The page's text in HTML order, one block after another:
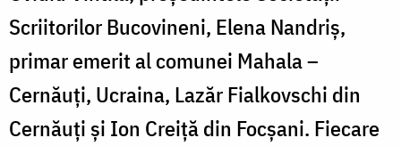
Scriitorilor Bucovineni, Elena Nandriș,
primar emerit al comunei Mahala –
Cernăuți, Ucraina, Lazăr Fialkovschi din
Cernăuți și Ion Creiță din Focșani. Fiecare